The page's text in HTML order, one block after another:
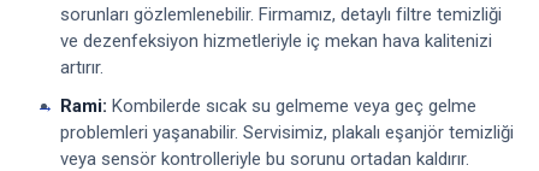
sorunları gözlemlenebilir. Firmamız, detaylı filtre temizliği
ve dezenfeksiyon hizmetleriyle iç mekan hava kalitenizi
artırır.
Rami: Kombilerde sıcak su gelmeme veya geç gelme
problemleri yaşanabilir. Servisimiz, plakalı eşanjör temizliği
veya sensör kontrolleriyle bu sorunu ortadan kaldırır.